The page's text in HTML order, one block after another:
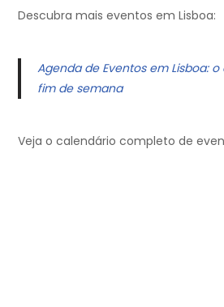
Descubra mais eventos em Lisboa:
Agenda de Eventos em Lisboa:
fim de semana
Veja o calendário completo de